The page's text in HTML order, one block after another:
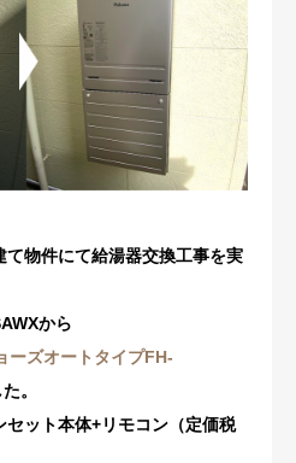
物件にて給湯器交換工事を実
から
ーズオートタイプFH-
。
セット本体+リモコン（定価税